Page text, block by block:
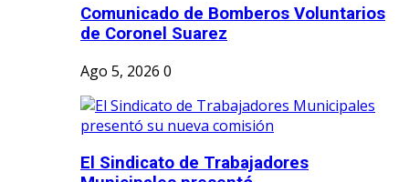
Comunicado de Bomberos Voluntarios
de Coronel Suarez
Ago 5, 2026 0
El Sindicato de Trabajadores